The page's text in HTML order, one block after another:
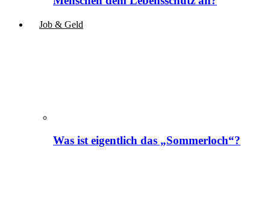
Job & Geld
Was ist eigentlich das „Sommerloch“?